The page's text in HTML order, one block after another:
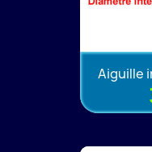
Aiguille